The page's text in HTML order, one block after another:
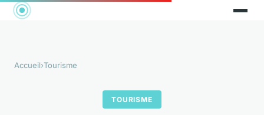
Accueil›Tourisme
TOURISME